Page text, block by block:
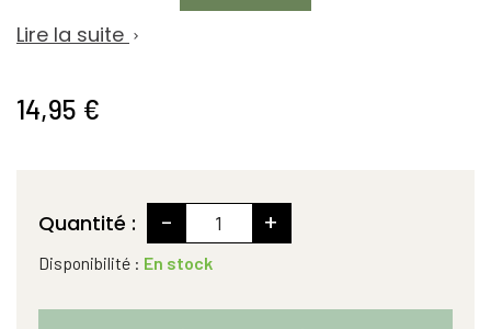
Lire la suite 
14,95 €
Quantité : - +
Disponibilité : En stock